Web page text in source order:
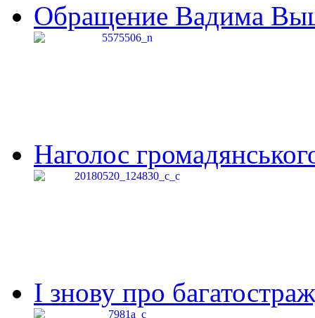
Обращение Вадима
Наголос
І знову про